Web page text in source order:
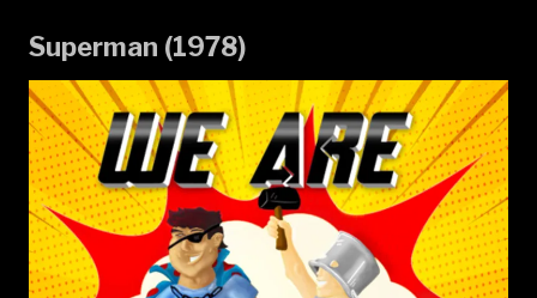
Superman (1978)